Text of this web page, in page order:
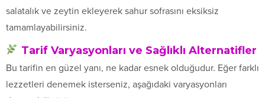
salatalık ve zeytin ekleyerek sahur sofrasını eksiksiz
tamamlayabilirsiniz.
Tarif Varyasyonları ve Sağlıklı Alternatifler
Bu tarifin en güzel yanı, ne kadar esnek olduğudur. Eğer farklı
lezzetleri denemek isterseniz, aşağıdaki varyasyonları